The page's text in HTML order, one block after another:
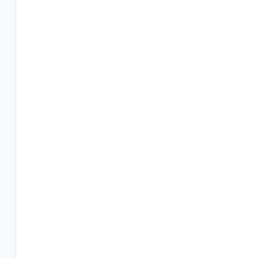
سقفی، بین کانالی، مرغداری و
تولیدی، صنعتی و ساختمانی
های تولیدی کمپانی اروپایی
تخصصی شما عزیزان رو در صرف
صرفه جویی در هزینه و زمان